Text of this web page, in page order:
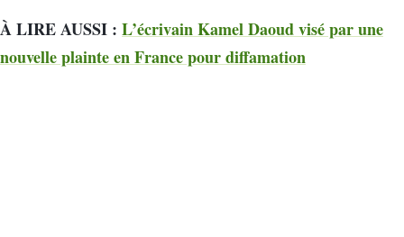
À LIRE AUSSI : L’écrivain Kamel Daoud visé par une
nouvelle plainte en France pour diffamation